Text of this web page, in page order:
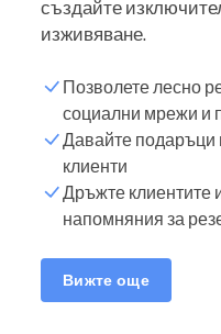
създайте
изживяване.
Позволете лесно
социални мрежи и
Давайте подаръци
клиенти
Дръжте клиентите
напомняния за
Вижте още